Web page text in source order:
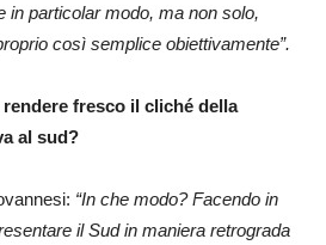
in particolar modo, ma non solo,
così semplice obiettivamente”.
fresco il cliché della
al sud?
“In che modo? Facendo in
il Sud in maniera retrograda